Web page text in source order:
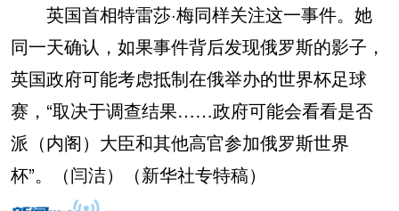
英国首相特雷莎·梅同样关注这一事件。她
同一天确认，如果事件背后发现俄罗斯的影子，
英国政府可能考虑抵制在俄举办的世界杯足球
赛，“取决于调查结果……政府可能会看看是否
派（内阁）大臣和其他高官参加俄罗斯世界
杯”。（闫洁）（新华社专特稿）